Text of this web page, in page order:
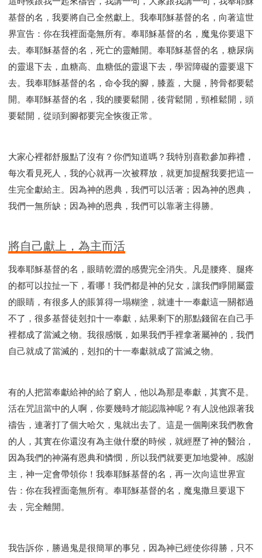
基督的名，我要將自己全然獻上。我奉耶穌基督的名，向著這世
界宣告：你在我裡面毫無所有。奉耶穌基督的名，魔鬼你要退下
去。奉耶穌基督的名，死亡的靈離開。奉耶穌基督的名，糖尿病
的靈退下去，血糖高、血糖低的靈退下去，學習障礙的靈要退下
去。我奉耶穌基督的名，命令我的腳，膝蓋，大腿，胯骨都要鬆
開。奉耶穌基督的名，我的腰要鬆開，後背鬆開，頸椎鬆開，頭
要鬆開，從頭到腳都要完全恢復正常。
大家心裡都舒服點了沒有？你們知道嗎？我特別喜歡參加葬禮，
每次看見死人，我的心就再一次被釋放，就更加提醒我要把這一
生完全獻給主。因為神的恩典，我們可以活著；因為神的恩典，
我們一無所缺；因為神的恩典，我們可以靠著主得勝。
將自己獻上，為主而活
我奉耶穌基督的名，眼睛乾澀的感覺完全消失。凡是腰疼、腿疼
的都可以拉扯一下，看哪！我們都是神的兒女，讓我們睜開屬靈
的眼睛，有很多人的賬算得一塌糊塗，就連十一奉獻這一關都過
不了，很多基督徒剋扣十一奉獻，結果剩下的那點錢留在自己手
裡都成了當滅之物。我很感慨，如果我們手裡拿著屬神的，我們
自己就成了當滅的，剋扣的十一奉獻就成了當滅之物。
有的人把當奉獻給神的給了窮人，他以為那是奉獻，其實不是。
活在咒詛當中的人啊，你要幾時才能認識神呢？有人說他跟著我
禱告，連著打了個大哈欠，鬼就出去了。這是一個剛來我們教會
的人，其實在你還沒有為主做什麼的時候，就經歷了神的醫治，
因為我們的神滿有恩典和憐憫，所以我們就要更加地愛神。感謝
主，神一定會帶領你！我奉耶穌基督的名，再一次向這世界宣
告：你在我裡面毫無所有。奉耶穌基督的名，魔鬼撒旦要退下
去，完全離開。
我告訴你，勝過鬼是很簡單的事兒，因為神已經使你得勝，只不